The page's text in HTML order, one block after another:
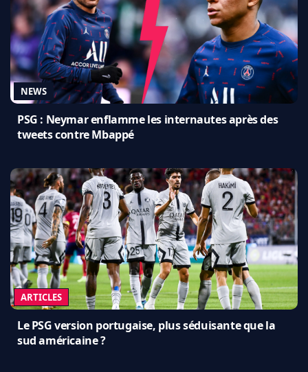
NEWS
PSG : Neymar enflamme les internautes après des
tweets contre Mbappé
ARTICLES
Le PSG version portugaise, plus séduisante que la
sud américaine ?